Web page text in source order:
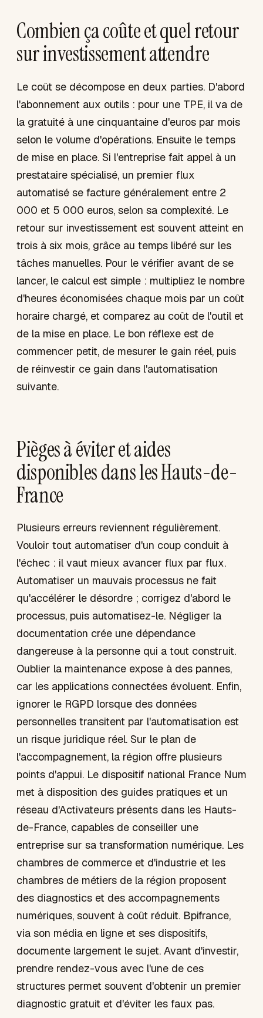
Combien ça coûte et quel retour
sur investissement attendre
Le coût se décompose en deux parties. D'abord
l'abonnement aux outils : pour une TPE, il va de
la gratuité à une cinquantaine d'euros par mois
selon le volume d'opérations. Ensuite le temps
de mise en place. Si l'entreprise fait appel à un
prestataire spécialisé, un premier flux
automatisé se facture généralement entre 2
000 et 5 000 euros, selon sa complexité. Le
retour sur investissement est souvent atteint en
trois à six mois, grâce au temps libéré sur les
tâches manuelles. Pour le vérifier avant de se
lancer, le calcul est simple : multipliez le nombre
d'heures économisées chaque mois par un coût
horaire chargé, et comparez au coût de l'outil et
de la mise en place. Le bon réflexe est de
commencer petit, de mesurer le gain réel, puis
de réinvestir ce gain dans l'automatisation
suivante.
Pièges à éviter et aides
disponibles dans les Hauts-de-
France
Plusieurs erreurs reviennent régulièrement.
Vouloir tout automatiser d'un coup conduit à
l'échec : il vaut mieux avancer flux par flux.
Automatiser un mauvais processus ne fait
qu'accélérer le désordre ; corrigez d'abord le
processus, puis automatisez-le. Négliger la
documentation crée une dépendance
dangereuse à la personne qui a tout construit.
Oublier la maintenance expose à des pannes,
car les applications connectées évoluent. Enfin,
ignorer le RGPD lorsque des données
personnelles transitent par l'automatisation est
un risque juridique réel. Sur le plan de
l'accompagnement, la région offre plusieurs
points d'appui. Le dispositif national France Num
met à disposition des guides pratiques et un
réseau d'Activateurs présents dans les Hauts-
de-France, capables de conseiller une
entreprise sur sa transformation numérique. Les
chambres de commerce et d'industrie et les
chambres de métiers de la région proposent
des diagnostics et des accompagnements
numériques, souvent à coût réduit. Bpifrance,
via son média en ligne et ses dispositifs,
documente largement le sujet. Avant d'investir,
prendre rendez-vous avec l'une de ces
structures permet souvent d'obtenir un premier
diagnostic gratuit et d'éviter les faux pas.